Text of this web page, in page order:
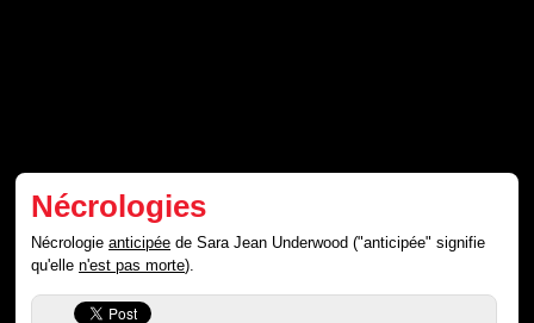
Nécrologies
Nécrologieanticipée de Sara Jean Underwood ("anticipée" signifie
qu'ellen'est pas morte).